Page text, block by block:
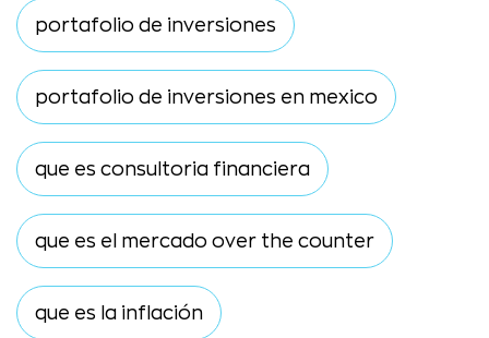
portafolio de inversiones
portafolio de inversiones en mexico
que es consultoria financiera
que es el mercado over the counter
que es la inflación